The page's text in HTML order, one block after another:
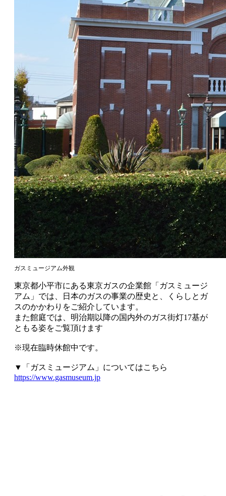
ガスミュージアム外観
東京都小平市にある東京ガスの企業館「ガスミュージ
アム」では、日本のガスの事業の歴史と、くらしとガ
スのかかわりをご紹介しています。
また館庭では、明治期以降の国内外のガス街灯17基が
ともる姿をご覧頂けます
※現在臨時休館中です。
▼「ガスミュージアム」についてはこちら
https://www.gasmuseum.jp